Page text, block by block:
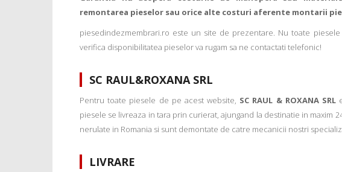
remontarea pieselor sau orice alte costuri aferente montarii
piesedindezmembrari.ro este un site de prezentare. Nu toate
verifica disponibilitatea pieselor va rugam sa ne contactati telefonic!
SC RAUL&ROXANA SRL
Pentru toate piesele de pe acest website, SC RAUL & ROXANA SRL
piesele se livreaza in tara prin curierat, ajungand la destinatie in maxim
nerulate in Romania si sunt demontate de catre mecanicii nostri
LIVRARE